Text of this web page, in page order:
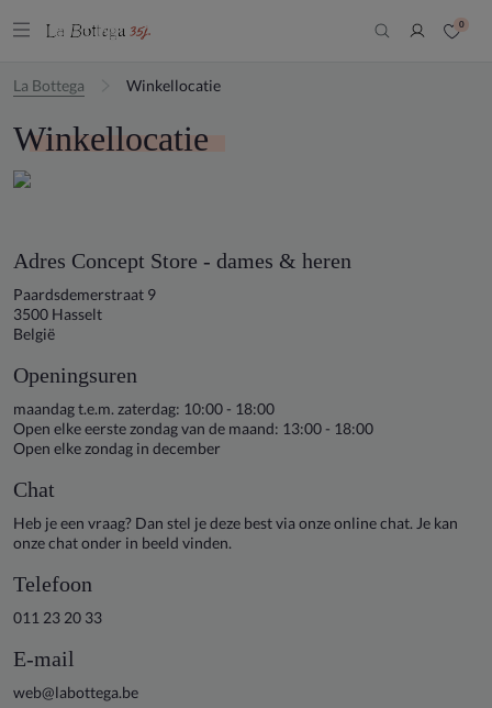
0
La Bottega Winkellocatie
Winkellocatie
Adres Concept Store - dames & heren
Paardsdemerstraat 9
3500 Hasselt
België
Openingsuren
maandag t.e.m. zaterdag: 10:00 - 18:00
Open elke eerste zondag van de maand: 13:00 - 18:00
Open elke zondag in december
Chat
Heb je een vraag? Dan stel je deze best via onze online chat. Je kan
onze chat onder in beeld vinden.
Telefoon
011 23 20 33
E-mail
web@labottega.be